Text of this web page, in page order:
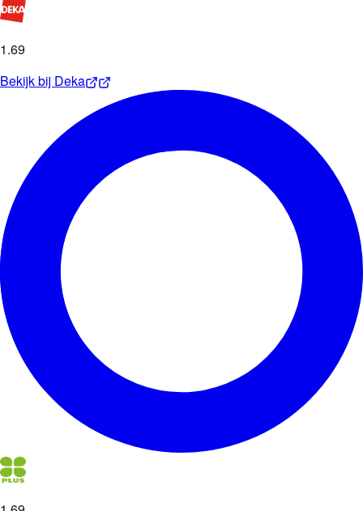
1.69
Bekijk bij Deka